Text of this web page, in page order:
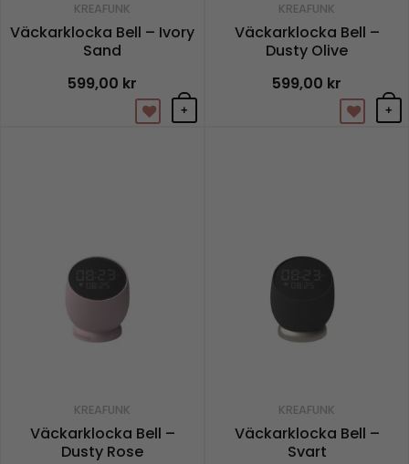
KREAFUNK
Väckarklocka Bell – Ivory
Sand
599,00 kr
+
KREAFUNK
Väckarklocka Bell –
Dusty Olive
599,00 kr
+
KREAFUNK
Väckarklocka Bell –
Dusty Rose
KREAFUNK
Väckarklocka Bell –
Svart